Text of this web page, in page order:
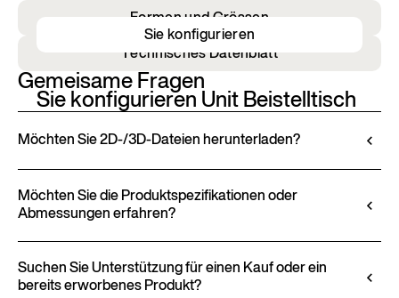
Formen und Grössen
Technisches Datenblatt
Sie konfigurieren Unit Beistelltisch
Sie konfigurieren
Gemeisame Fragen
Möchten Sie 2D-/3D-Dateien herunterladen?
Anpassung seiner Produkte über den 3D-
Konfigurator. Dieses Tool erlaubt es Ihnen, das
Produkt mit den ausgewählten Ausführungen und
Bezügen zu visualisieren und – sofern verfügbar –
2D- und 3D-Dateien für eine nahtlose Integration
Möchten Sie die Produktspezifikationen oder
Abmessungen erfahren?
Materialeigenschaften, Ausführungen und
Polsterungen, finden Sie im Produktdatenblatt.
Suchen Sie Unterstützung für einen Kauf oder ein
bereits erworbenes Produkt?